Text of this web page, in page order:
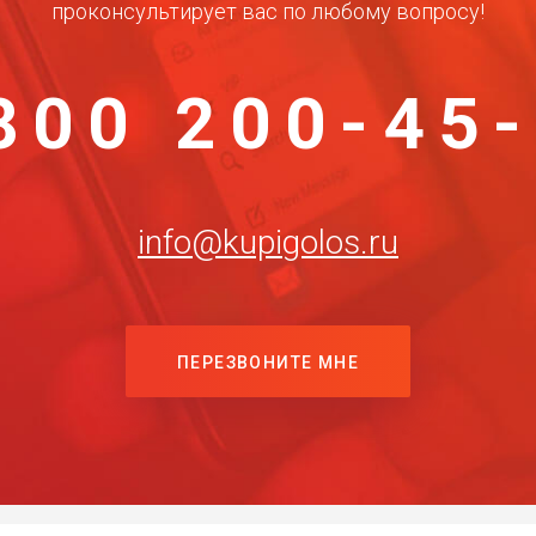
проконсультирует вас по любому вопросу!
200-
info@kupigolos.ru
ПЕРЕЗВОНИТЕ МНЕ